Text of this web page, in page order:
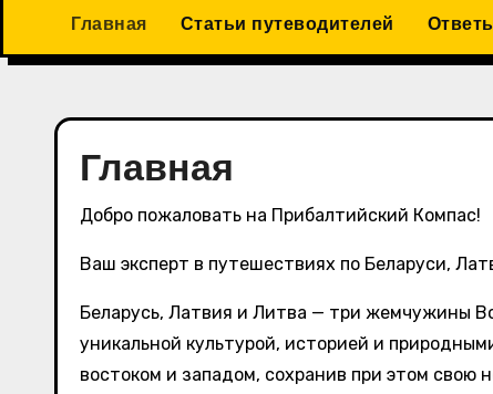
Главная Статьи путеводителей
Главная
Добро пожаловать на Прибалтийский Компас!
Ваш эксперт в путешествиях по Беларуси,
Беларусь, Латвия и Литва — три жемчужины
уникальной культурой, историей и
востоком и западом, сохранив при этом